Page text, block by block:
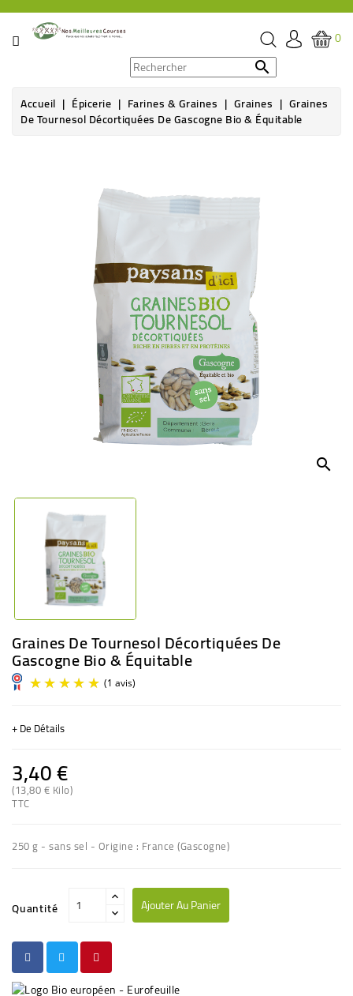
CATÉGORIE
ÉPICERIE
0

Accueil Épicerie Farines & Graines Graines Graines
De Tournesol Décortiquées De Gascogne Bio & Équitable
search
Graines De Tournesol Décortiquées De
Gascogne Bio & Équitable
+ De Détails
3,40 €
(13,80 € Kilo)
TTC
250 g - sans sel - Origine : France (Gascogne)
Quantité Ajouter Au Panier